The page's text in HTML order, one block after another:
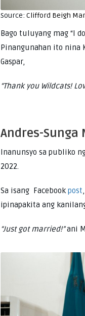
Source: Clifford Beigh
Bago tuluyang mag “I
Pinangunahan ito nina
Gaspar,
“Thank you Wildcats!
Andres-Sunga
Inanunsyo sa publiko
2022.
Sa isang Facebookpost
ipinapakita ang
“Just got married!”ani